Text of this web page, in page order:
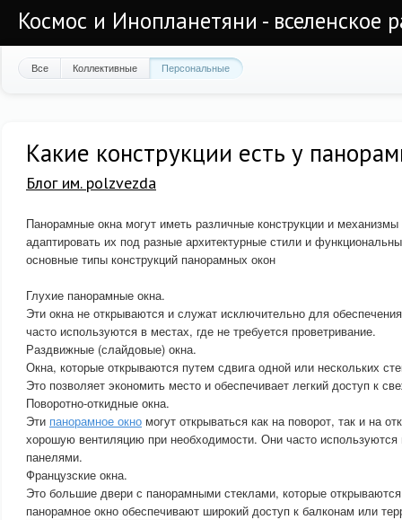
Космос и Инопланетяни - вселенское
Все Коллективные Персональные
Какие конструкции есть у
Блог им. polzvezda
Панорамные окна могут иметь различные конструкции и механизмы
адаптировать их под разные архитектурные стили и
основные типы конструкций панорамных окон
Глухие панорамные окна.
Эти окна не открываются и служат исключительно для
часто используются в местах, где не требуется проветривание.
Раздвижные (слайдовые) окна.
Окна, которые открываются путем сдвига одной или нескольких
Это позволяет экономить место и обеспечивает легкий доступ к
Поворотно-откидные окна.
Эти панорамное окно могут открываться как на поворот, так и на
хорошую вентиляцию при необходимости. Они часто используются
панелями.
Французские окна.
Это большие двери с панорамными стеклами, которые
панорамное окно обеспечивают широкий доступ к балконам или